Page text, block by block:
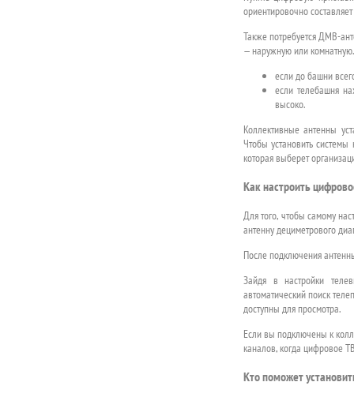
ориентировочно
Также потребуется ДMB-
— наружную или
если до башни
если телебашня
высоко.
Коллективные антенны
Чтобы установить
которая выберет
Как настроить
Для того, чтобы самому
антенну дециметрового
После подключения
Зайдя в настройки
автоматический поиск
доступны для просмотра.
Если вы подключены к
каналов, когда цифровое
Кто поможет